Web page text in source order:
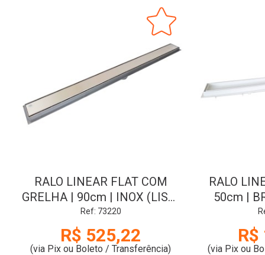
RALO LINEAR FLAT COM
GRELHA | 90cm | INOX (LISO)
| TIGRE
Ref: 73220
R$ 525,22
(via Pix ou Boleto / Transferência)
RALO
50cm |
(via Pix ou